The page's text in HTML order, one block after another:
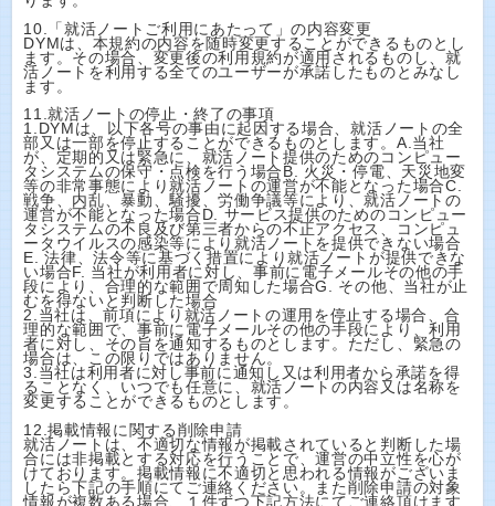
10.「就活ノートご利用にあたって」の内容変更
DYMは、本規約の内容を随時変更することができるものとし
ます。その場合、変更後の利用規約が適用されるものし、就
活ノートを利用する全てのユーザーが承諾したものとみなし
ます。
11.就活ノートの停止・終了の事項
1.DYMは、以下各号の事由に起因する場合、就活ノートの全
部又は一部を停止することができるものとします。A.当社
が、定期的又は緊急に、就活ノート提供のためのコンピュー
タシステムの保守・点検を行う場合B. 火災・停電、天災地変
等の非常事態により就活ノートの運営が不能となった場合C.
戦争、内乱、暴動、騒擾、労働争議等により、就活ノートの
運営が不能となった場合D. サービス提供のためのコンピュー
タシステムの不良及び第三者からの不正アクセス、コンピュ
ータウイルスの感染等により就活ノートを提供できない場合
E. 法律、法令等に基づく措置により就活ノートが提供できな
い場合F. 当社が利用者に対し、事前に電子メールその他の手
段により、合理的な範囲で周知した場合G. その他、当社が止
むを得ないと判断した場合
2.当社は、前項により就活ノートの運用を停止する場合、合
理的な範囲で、事前に電子メールその他の手段により、利用
者に対し、その旨を通知するものとします。ただし、緊急の
場合は、この限りではありません。
3.当社は利用者に対し事前に通知し又は利用者から承諾を得
ることなく、いつでも任意に、就活ノートの内容又は名称を
変更することができるものとします。
12.掲載情報に関する削除申請
就活ノートは、不適切な情報が掲載されていると判断した場
合には非掲載とする対応を行うことで、運営の中立性を心が
けております。掲載情報に不適切と思われる情報がございま
したら下記の手順にてご連絡ください。また削除申請の対象
情報が複数ある場合、１件ずつ下記方法にてご連絡頂けます